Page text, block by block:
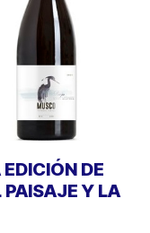
DE
Y LA